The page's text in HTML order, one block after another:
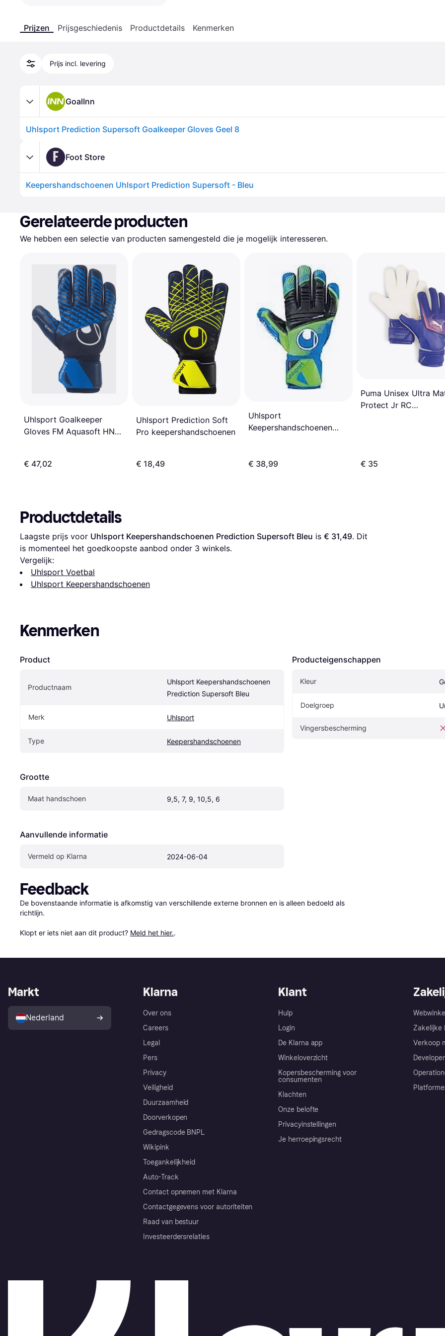
Prijzen Prijsgeschiedenis Productdetails Kenmerken
Prijs incl. levering
GoalInn
Uhlsport Prediction Supersoft Goalkeeper Gloves Geel 8
F Foot Store
Keepershandschoenen Uhlsport Prediction Supersoft - Bleu
Gerelateerde producten
We hebben een selectie van producten samengesteld die je mogelijk interesseren.
Uhlsport Goalkeeper
Gloves FM Aquasoft HN
€ 47,02
Uhlsport Prediction Soft
Pro keepershandschoenen
€ 18,49
Uhlsport
Keepershandschoenen
€ 38,99
Puma Unisex Ultra
Protect Jr RC
€ 35
Productdetails
Laagste prijs voor Uhlsport Keepershandschoenen Prediction Supersoft Bleu is € 31,49. Dit
is momenteel het goedkoopste aanbod onder 3 winkels.
Vergelijk:
Uhlsport Voetbal
Uhlsport Keepershandschoenen
Kenmerken
Product
Productnaam
Uhlsport Keepershandschoenen
Prediction Supersoft Bleu
Merk Uhlsport
Type Keepershandschoenen
Grootte
Maat handschoen 9,5, 7, 9, 10,5, 6
Aanvullende informatie
Vermeld op Klarna 2024-06-04
Producteigenschappen
Kleur
Doelgroep
Vingersbescherming
Feedback
De bovenstaande informatie is afkomstig van verschillende externe bronnen en is alleen bedoeld als
richtlijn.
Klopt er iets niet aan dit product? Meld het hier..
Klarna
Over ons
Careers
Legal
Pers
Privacy
Veiligheid
Duurzaamheid
Doorverkopen
Gedragscode BNPL
Wikipink
Toegankelijkheid
Auto-Track
Contact opnemen met Klarna
Contactgegevens voor autoriteiten
Raad van bestuur
Investeerdersrelaties
Klant
Hulp
Login
De Klarna app
Winkeloverzicht
Kopersbescherming voor
consumenten
Klachten
Onze belofte
Privacyinstellingen
Je herroepingsrecht
Zakelijke
Verkoop
Markt
Nederland